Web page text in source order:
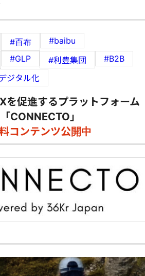
#百布
#baibu
#GLP #利豊集団
#B2B
ジタル化
を促進するプラットフォーム
「CONNECTO」
コンテンツ公開中